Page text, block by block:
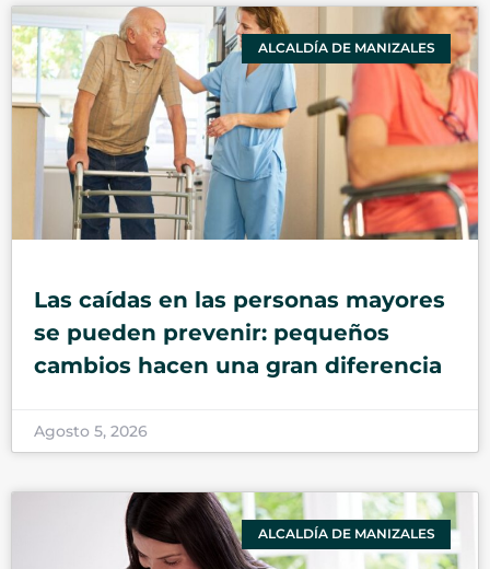
ALCALDÍA DE MANIZALES
Las caídas en las personas mayores
se pueden prevenir: pequeños
cambios hacen una gran diferencia
Agosto 5, 2026
ALCALDÍA DE MANIZALES